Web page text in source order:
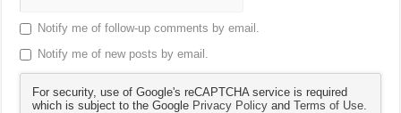
Notify me of follow-up comments by email.
Notify me of new posts by email.
For security, use of Google's reCAPTCHA service is required
which is subject to the Google Privacy Policy andTerms of Use